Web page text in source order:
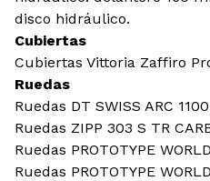
disco hidráulico.
Cubiertas
Cubiertas Vittoria Zaffiro
Ruedas
Ruedas DT SWISS ARC
Ruedas ZIPP 303 S TR
Ruedas PROTOTYPE
Ruedas PROTOTYPE